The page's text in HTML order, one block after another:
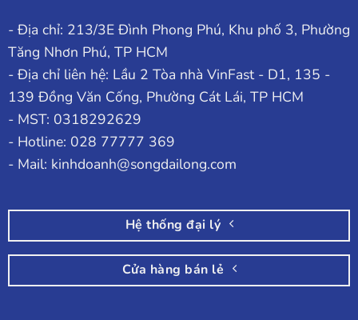
- Địa chỉ: 213/3E Đình Phong Phú, Khu phố 3, Phường
Tăng Nhơn Phú, TP HCM
- Địa chỉ liên hệ: Lầu 2 Tòa nhà VinFast - D1, 135 -
139 Đồng Văn Cống, Phường Cát Lái, TP HCM
- MST: 0318292629
- Hotline: 028 77777 369
- Mail: kinhdoanh@songdailong.com
Hệ thống đại lý
Cửa hàng bán lẻ